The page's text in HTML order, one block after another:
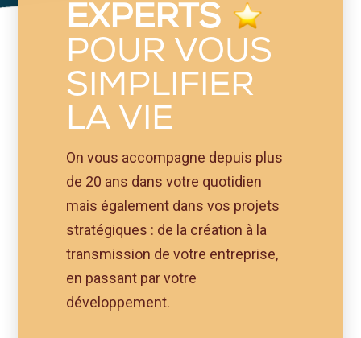
EXPERTS
POUR VOUS
SIMPLIFIER
LA VIE
On vous accompagne depuis plus
de 20 ans dans votre quotidien
mais également dans vos projets
stratégiques : de la création à la
transmission de votre entreprise,
en passant par votre
développement.